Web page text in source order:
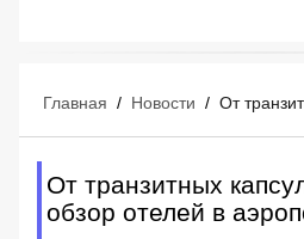
Главная / Новости /
От транзитных
обзор отелей в